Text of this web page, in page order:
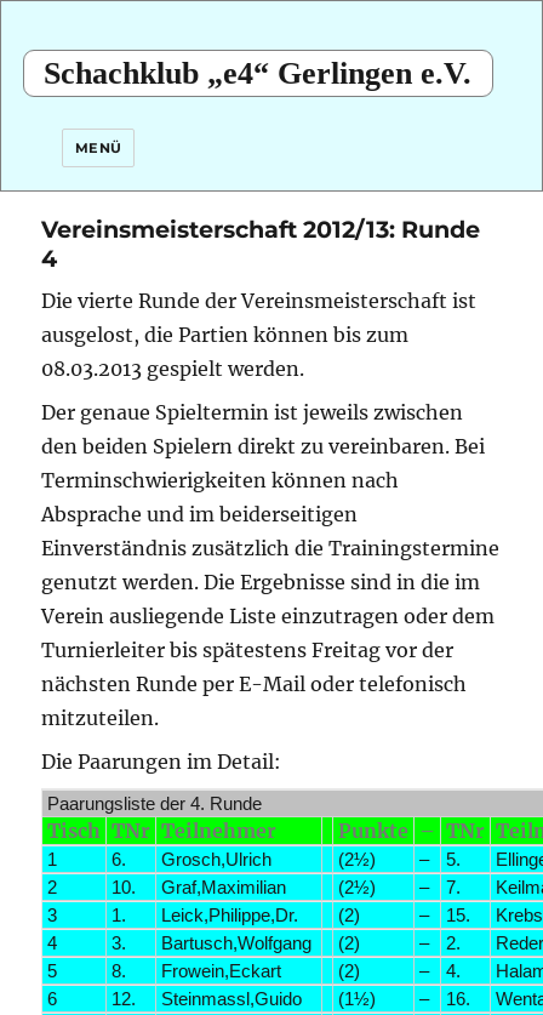
Schachklub „e4“ Gerlingen e.V.
MENÜ
Vereinsmeisterschaft 2012/13: Runde
4
Die vierte Runde der Vereinsmeisterschaft ist
ausgelost, die Partien können bis zum
08.03.2013 gespielt werden.
Der genaue Spieltermin ist jeweils zwischen
den beiden Spielern direkt zu vereinbaren. Bei
Terminschwierigkeiten können nach
Absprache und im beiderseitigen
Einverständnis zusätzlich die Trainingstermine
genutzt werden. Die Ergebnisse sind in die im
Verein ausliegende Liste einzutragen oder dem
Turnierleiter bis spätestens Freitag vor der
nächsten Runde per E-Mail oder telefonisch
mitzuteilen.
Die Paarungen im Detail:
Paarungsliste der 4. Runde
Tisch TNr Teilnehmer Punkte – TNr
1 6. Grosch,Ulrich (2½) – 5.
2
10. Graf,Maximilian (2½) – 7.
3
1. Leick,Philippe,Dr. (2) – 15.
4
3. Bartusch,Wolfgang (2) – 2.
5
8. Frowein,Eckart (2) – 4.
6
12. Steinmassl,Guido (1½) – 16.